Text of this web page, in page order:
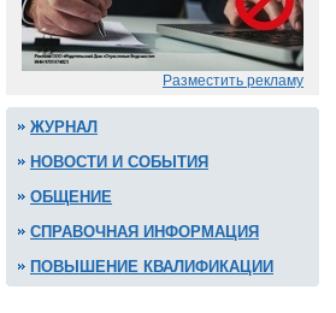
Разместить рекламу
ЖУРНАЛ
НОВОСТИ И СОБЫТИЯ
ОБЩЕНИЕ
СПРАВОЧНАЯ ИНФОРМАЦИЯ
ПОВЫШЕНИЕ КВАЛИФИКАЦИИ